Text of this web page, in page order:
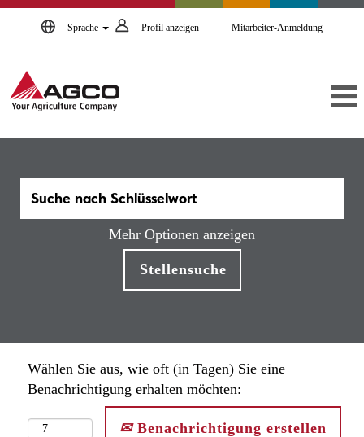
Sprache Profil anzeigen Mitarbeiter-Anmeldung
Mehr Optionen anzeigen
Wählen Sie aus, wie oft (in Tagen) Sie eine
Benachrichtigung erhalten möchten:
Benachrichtigung erstellen